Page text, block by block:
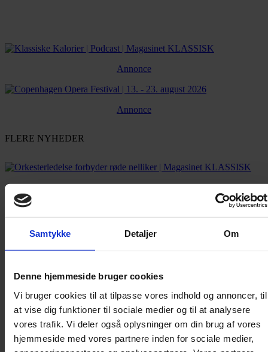
Samtykke Detaljer Om
Denne hjemmeside bruger cookies
Vi bruger cookies til at tilpasse vores indhold og annoncer, til
at vise dig funktioner til sociale medier og til at analysere
vores trafik. Vi deler også oplysninger om din brug af vores
hjemmeside med vores partnere inden for sociale medier,
Annonce
Annonce
FLERE NYHEDER